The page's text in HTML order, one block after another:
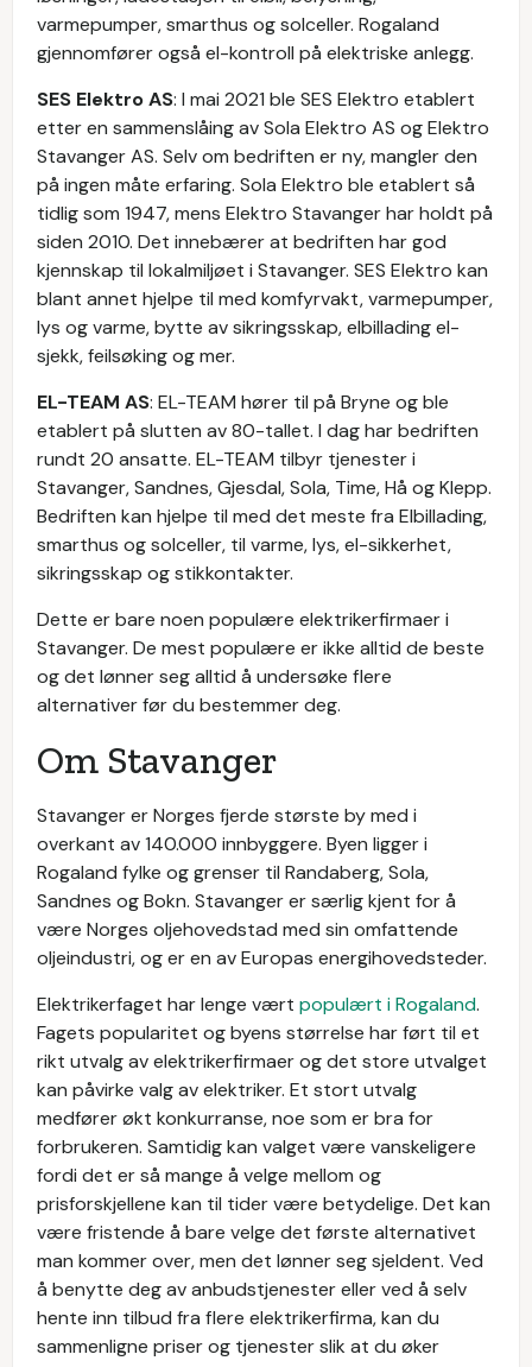
varmepumper, smarthus og solceller. Rogaland
gjennomfører også el-kontroll på elektriske anlegg.
SES Elektro AS: I mai 2021 ble SES Elektro etablert
etter en sammenslåing av Sola Elektro AS og Elektro
Stavanger AS. Selv om bedriften er ny, mangler den
på ingen måte erfaring. Sola Elektro ble etablert så
tidlig som 1947, mens Elektro Stavanger har holdt på
siden 2010. Det innebærer at bedriften har god
kjennskap til lokalmiljøet i Stavanger. SES Elektro kan
blant annet hjelpe til med komfyrvakt, varmepumper,
lys og varme, bytte av sikringsskap, elbillading el-
sjekk, feilsøking og mer.
EL-TEAM AS: EL-TEAM hører til på Bryne og ble
etablert på slutten av 80-tallet. I dag har bedriften
rundt 20 ansatte. EL-TEAM tilbyr tjenester i
Stavanger, Sandnes, Gjesdal, Sola, Time, Hå og Klepp.
Bedriften kan hjelpe til med det meste fra Elbillading,
smarthus og solceller, til varme, lys, el-sikkerhet,
sikringsskap og stikkontakter.
Dette er bare noen populære elektrikerfirmaer i
Stavanger. De mest populære er ikke alltid de beste
og det lønner seg alltid å undersøke flere
alternativer før du bestemmer deg.
Om Stavanger
Stavanger er Norges fjerde største by med i
overkant av 140.000 innbyggere. Byen ligger i
Rogaland fylke og grenser til Randaberg, Sola,
Sandnes og Bokn. Stavanger er særlig kjent for å
være Norges oljehovedstad med sin omfattende
oljeindustri, og er en av Europas energihovedsteder.
Elektrikerfaget har lenge vært populært i Rogaland.
Fagets popularitet og byens størrelse har ført til et
rikt utvalg av elektrikerfirmaer og det store utvalget
kan påvirke valg av elektriker. Et stort utvalg
medfører økt konkurranse, noe som er bra for
forbrukeren. Samtidig kan valget være vanskeligere
fordi det er så mange å velge mellom og
prisforskjellene kan til tider være betydelige. Det kan
være fristende å bare velge det første alternativet
man kommer over, men det lønner seg sjeldent. Ved
å benytte deg av anbudstjenester eller ved å selv
hente inn tilbud fra flere elektrikerfirma, kan du
sammenligne priser og tjenester slik at du øker